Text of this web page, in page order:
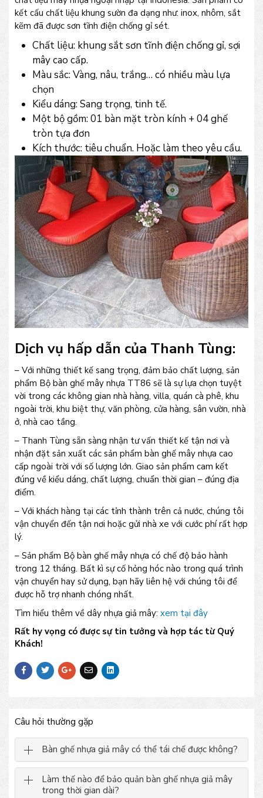
kết cấu chất liệu khung sườn đa dạng như: inox, nhôm, sắt
kẽm đã được sơn tĩnh điện chống gỉ sét.
Chất liệu: khung sắt sơn tĩnh điện chống gỉ, sợi
mây cao cấp.
Màu sắc: Vàng, nâu, trắng… có nhiều màu lựa
chọn
Kiểu dáng: Sang trọng, tinh tế.
Một bộ gồm: 01 bàn mặt tròn kính + 04 ghế
tròn tựa đơn
Kích thước: tiêu chuẩn. Hoặc làm theo yêu cầu.
Dịch vụ hấp dẫn của Thanh Tùng:
– Với những thiết kế sang trọng, đảm bảo chất lượng, sản
phẩm Bộ bàn ghế mây nhựa TT86 sẽ là sự lựa chọn tuyệt
vời trong các không gian nhà hàng, villa, quán cà phê, khu
ngoài trời, khu biệt thự, văn phòng, cửa hàng, sân vườn, nhà
ở, nhà cao tầng.
– Thanh Tùng sẵn sàng nhận tư vấn thiết kế tận nơi và
nhận đặt sản xuất các sản phẩm bàn ghế mây nhựa cao
cấp ngoài trời với số lượng lớn. Giao sản phẩm cam kết
đúng về kiểu dáng, chất lượng, chuẩn thời gian – đúng địa
điểm.
– Với khách hàng tại các tỉnh thành trên cả nước, chúng tôi
vận chuyển đến tận nơi hoặc gửi nhà xe với cước phí rất hợp
lý.
– Sản phẩm Bộ bàn ghế mây nhựa có chế độ bảo hành
trong 12 tháng. Bất kì sự cố hỏng hóc nào trong quá trình
vận chuyển hay sử dụng, bạn hãy liên hệ với chúng tôi để
được hỗ trợ nhanh chóng nhất.
Tìm hiểu thêm về dây nhựa giả mây: xem tại đây
Rất hy vọng có được sự tin tưởng và hợp tác từ Quý
Khách!
Câu hỏi thường gặp
Bàn ghế nhựa giả mây có thể tái chế được không?
Làm thế nào để bảo quản bàn ghế nhựa giả mây
trong thời gian dài?